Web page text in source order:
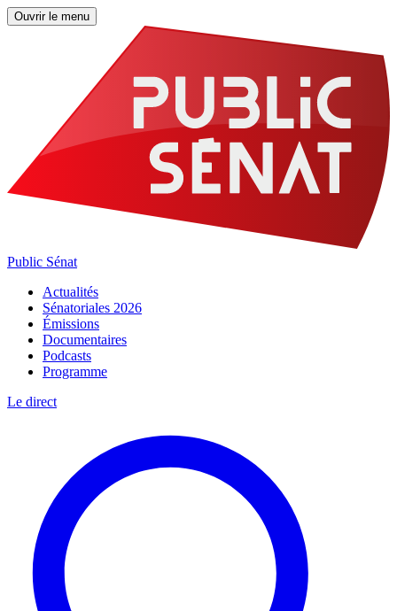
Ouvrir le menu
Public Sénat
Actualités
Sénatoriales 2026
Émissions
Documentaires
Podcasts
Programme
Le direct